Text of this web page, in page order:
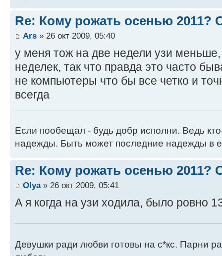
Re: Кому рожать осенью 2011?
Ars » 26 окт 2009, 05:40
у меня тож на две недели узи
неделек, так что правда это часто
не компьютеры что бы все четко и
всегда
Если пообещал - будь добр исполни. Ведь
надежды. Быть может последние надежды в
Re: Кому рожать осенью 2011?
Оlya» 26 окт 2009, 05:41
А я когда на узи ходила, было ровно
Девушки ради любви готовы на с*кс. Парни